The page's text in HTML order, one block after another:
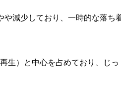
減少しており、一時的な落ち
）と中心を占めており、じっ